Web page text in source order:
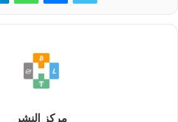
مركز النشر